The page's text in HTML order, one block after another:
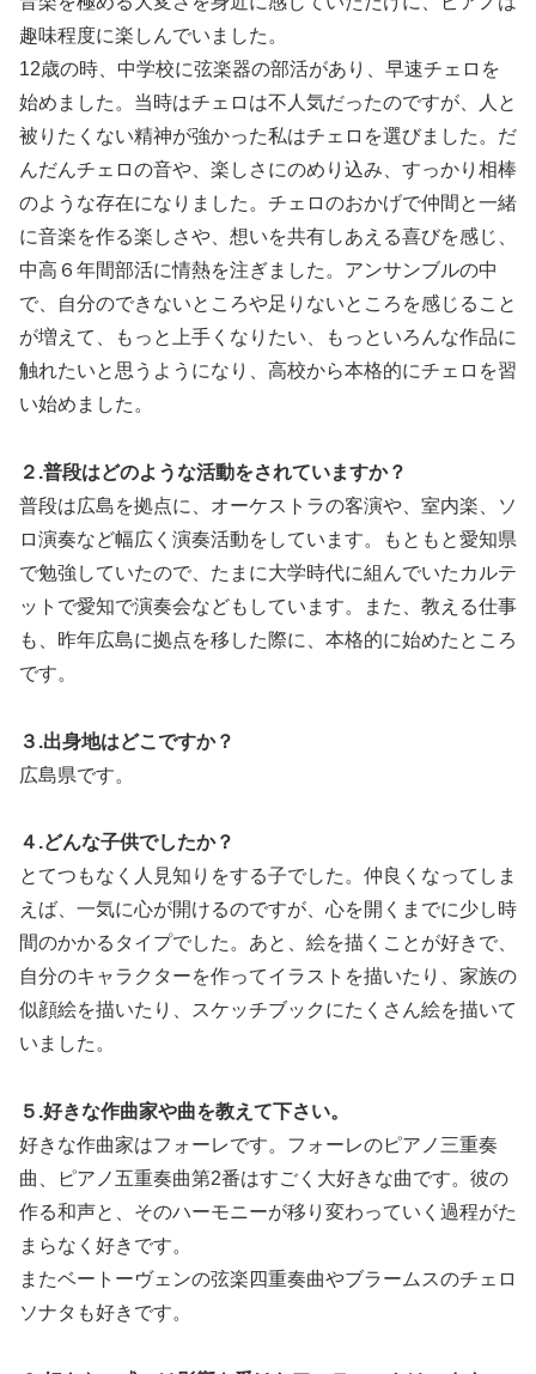
趣味程度に楽しんでいました。
12歳の時、中学校に弦楽器の部活があり、早速チェロを
始めました。当時はチェロは不人気だったのですが、人と
被りたくない精神が強かった私はチェロを選びました。だ
んだんチェロの音や、楽しさにのめり込み、すっかり相棒
のような存在になりました。チェロのおかげで仲間と一緒
に音楽を作る楽しさや、想いを共有しあえる喜びを感じ、
中高６年間部活に情熱を注ぎました。アンサンブルの中
で、自分のできないところや足りないところを感じること
が増えて、もっと上手くなりたい、もっといろんな作品に
触れたいと思うようになり、高校から本格的にチェロを習
い始めました。
２.普段はどのような活動をされていますか？
普段は広島を拠点に、オーケストラの客演や、室内楽、ソ
ロ演奏など幅広く演奏活動をしています。もともと愛知県
で勉強していたので、たまに大学時代に組んでいたカルテ
ットで愛知で演奏会などもしています。また、教える仕事
も、昨年広島に拠点を移した際に、本格的に始めたところ
です。
３.出身地はどこですか？
広島県です。
４.どんな子供でしたか？
とてつもなく人見知りをする子でした。仲良くなってしま
えば、一気に心が開けるのですが、心を開くまでに少し時
間のかかるタイプでした。あと、絵を描くことが好きで、
自分のキャラクターを作ってイラストを描いたり、家族の
似顔絵を描いたり、スケッチブックにたくさん絵を描いて
いました。
５.好きな作曲家や曲を教えて下さい。
好きな作曲家はフォーレです。フォーレのピアノ三重奏
曲、ピアノ五重奏曲第2番はすごく大好きな曲です。彼の
作る和声と、そのハーモニーが移り変わっていく過程がた
まらなく好きです。
またベートーヴェンの弦楽四重奏曲やブラームスのチェロ
ソナタも好きです。